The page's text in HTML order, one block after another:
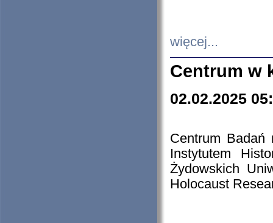
więcej...
Centrum w
02.02.2025
Centrum Badań
Instytutem
Żydowskich
Holocaust